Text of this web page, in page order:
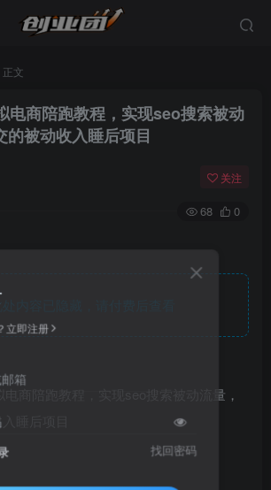
正文
电商陪跑教程，实现seo搜索被动
的被动收入睡后项目
关注
68 0
内容已隐藏，请付费后查看
立即注册
箱
找回密码